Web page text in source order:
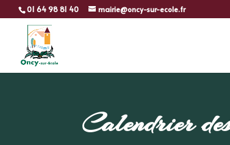
01 64 98 81 40 mairie@oncy-sur-ecole.fr
Calendrier